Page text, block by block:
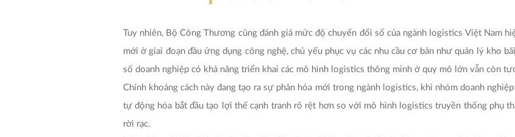
Tuy nhiên, Bộ Công Thương cũng đánh giá mức độ chuyển đổi số của ngành logistics Việt Nam
mới ở giai đoạn đầu ứng dụng công nghệ, chủ yếu phục vụ các nhu cầu cơ bản như quản lý kho
số doanh nghiệp có khả năng triển khai các mô hình logistics thông minh ở quy mô lớn vẫn còn
Chính khoảng cách này đang tạo ra sự phân hóa mới trong ngành logistics, khi nhóm doanh
tự động hóa bắt đầu tạo lợi thế cạnh tranh rõ rệt hơn so với mô hình logistics truyền thống phụ
rời rạc.